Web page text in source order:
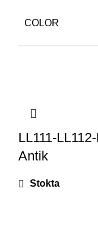
COLOR
LL111-
Antik
Stokta